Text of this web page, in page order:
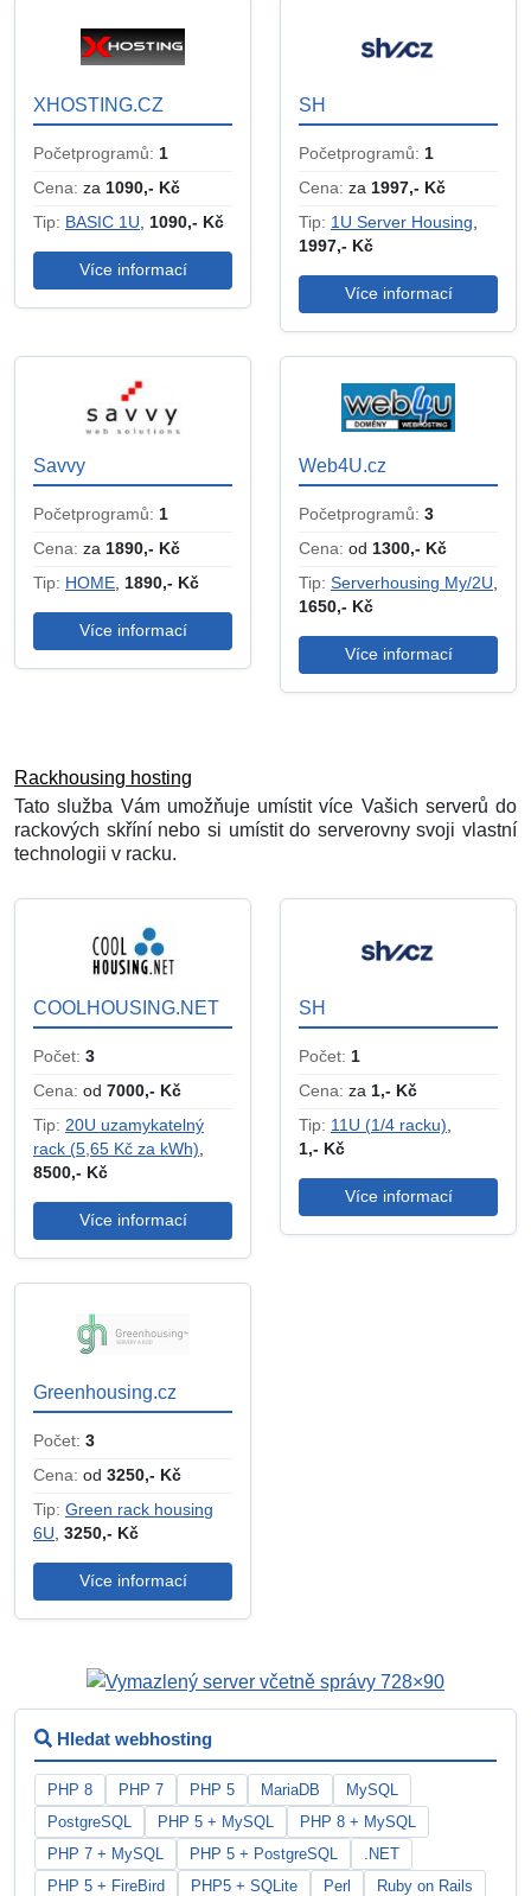
XHOSTING.CZ
Početprogramů: 1
Cena: za 1090,- Kč
Tip: BASIC 1U, 1090,- Kč
Více informací
SH
Početprogramů: 1
Cena: za 1997,- Kč
Tip: 1U Server Housing,
1997,- Kč
Více informací
Savvy
Početprogramů: 1
Cena: za 1890,- Kč
Tip: HOME, 1890,- Kč
Více informací
Web4U.cz
Početprogramů: 3
Cena: od 1300,- Kč
Tip: Serverhousing My/2U,
1650,- Kč
Více informací
Rackhousing hosting
Tato služba Vám umožňuje umístit více Vašich serverů do
rackových skříní nebo si umístit do serverovny svoji vlastní
technologii v racku.
COOLHOUSING.NET
Počet: 3
Cena: od 7000,- Kč
Tip: 20U uzamykatelný
rack (5,65 Kč za kWh),
8500,- Kč
Více informací
SH
Počet: 1
Cena: za 1,- Kč
Tip: 11U (1/4 racku),
1,- Kč
Více informací
Greenhousing.cz
Počet: 3
Cena: od 3250,- Kč
Tip: Green rack housing
6U, 3250,- Kč
Více informací
Hledat webhosting
PHP 8 PHP 7 PHP 5 MariaDB
MySQL
PostgreSQL
PHP 5 + MySQL
PHP 8 + MySQL
PHP 7 + MySQL
PHP 5 + PostgreSQL
.NET
PHP 5 + FireBird
PHP5 + SQLite Perl
Ruby on Rails